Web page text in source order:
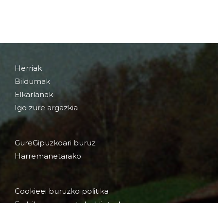
Herriak
Bildumak
Elkarlanak
Igo zure argazkia
GureGipuzkoari buruz
Harremanetarako
Cookieei buruzko politika